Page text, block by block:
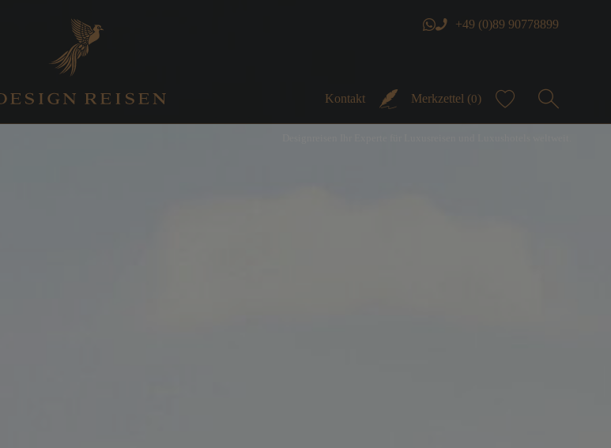
+49 (0)89 90778899
Kontakt Merkzettel (0)